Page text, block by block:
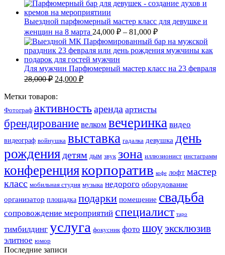
Выездной парфюмерный мастер класс для девушке и
женщин на 8 марта 24,000 ₽ – 81,000 ₽
Для мужчин Парфюмерный мастер класс на 23 февраля
28,000₽ 24,000 ₽
Метки товаров:
Фотограф активностьаренда артисты
брендирование велком вечеринка видео
видеограф войнушка выставка гадалка девушка день
рождениядетям дым звук зона иллюзионист инстаграмм
конференциякорпоратив кофе лофт мастер
класс мобильная студия музыка недорого оборудование
организатор площадка подарки помещение свадьба
сопровождение мероприятий специалист таро
тимбилдинг услуга фокусник фото шоуэксклюзив
элитное юмор
Последние записи